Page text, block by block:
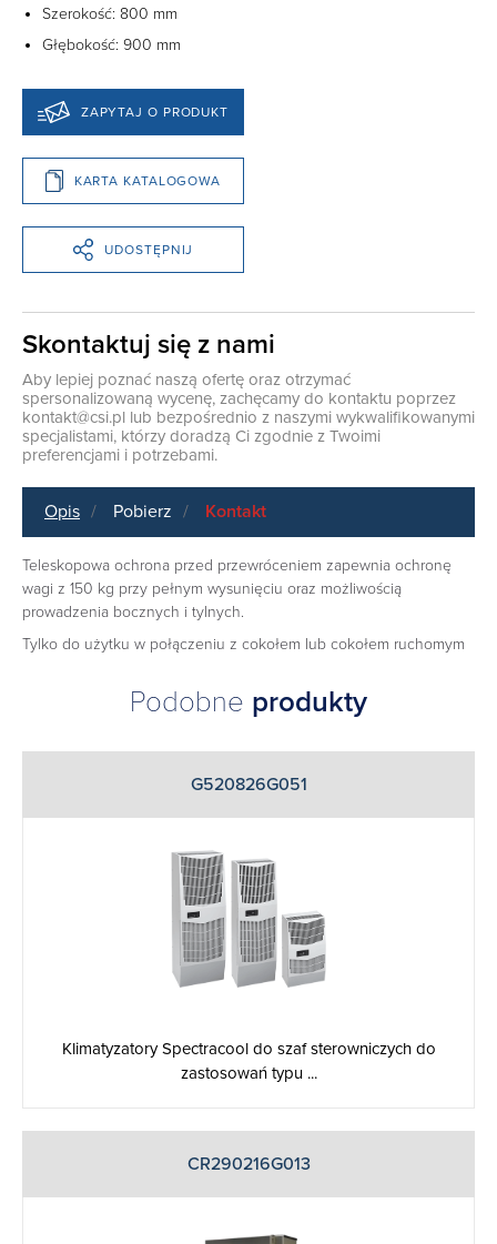
Szerokość: 800 mm
Głębokość: 900 mm
ZAPYTAJ O PRODUKT
KARTA KATALOGOWA
UDOSTĘPNIJ
Skontaktuj się z nami
Aby lepiej poznać naszą ofertę oraz otrzymać
spersonalizowaną wycenę, zachęcamy do kontaktu poprzez
kontakt@csi.pl lub bezpośrednio z naszymi wykwalifikowanymi
specjalistami, którzy doradzą Ci zgodnie z Twoimi
preferencjami i potrzebami.
Opis Pobierz Kontakt
Teleskopowa ochrona przed przewróceniem zapewnia ochronę
wagi z 150 kg przy pełnym wysunięciu oraz możliwością
prowadzenia bocznych i tylnych.
Tylko do użytku w połączeniu z cokołem lub cokołem ruchomym
Podobne produkty
G520826G051
Klimatyzatory Spectracool do szaf sterowniczych do
zastosowań typu ...
CR290216G013